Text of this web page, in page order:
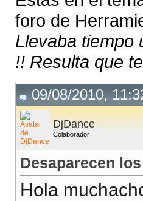
foro de
Llevaba tiempo
!! Resulta que
09/08/2010,
DjDance
Colaborador
Desaparecen
Hola